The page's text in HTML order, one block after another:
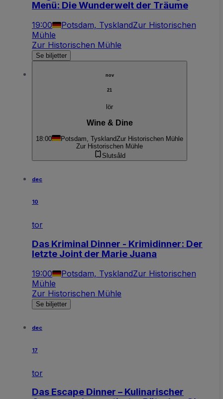
Menü: Die Wunderwelt der Träume
19:00 Potsdam, TysklandZur Historischen
Mühle
Zur Historischen Mühle
Se biljetter
nov
21
lör
Wine & Dine
18:00 Potsdam, TysklandZur Historischen Mühle
Zur Historischen Mühle
Slutsåld
dec
10
tor
Das Kriminal Dinner - Krimidinner: Der
letzte Joint der Marie Juana
19:00 Potsdam, TysklandZur Historischen
Mühle
Zur Historischen Mühle
Se biljetter
dec
17
tor
Das Escape Dinner – Kulinarischer